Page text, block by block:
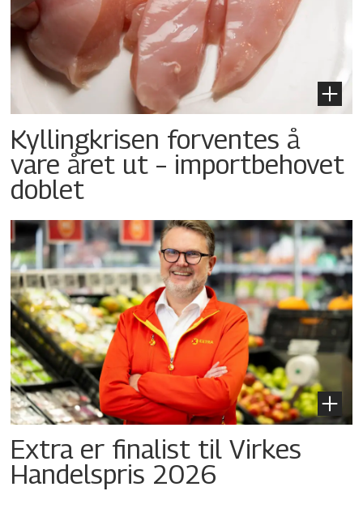
Kyllingkrisen forventes å
vare året ut – importbehovet
doblet
Extra er finalist til Virkes
Handelspris 2026